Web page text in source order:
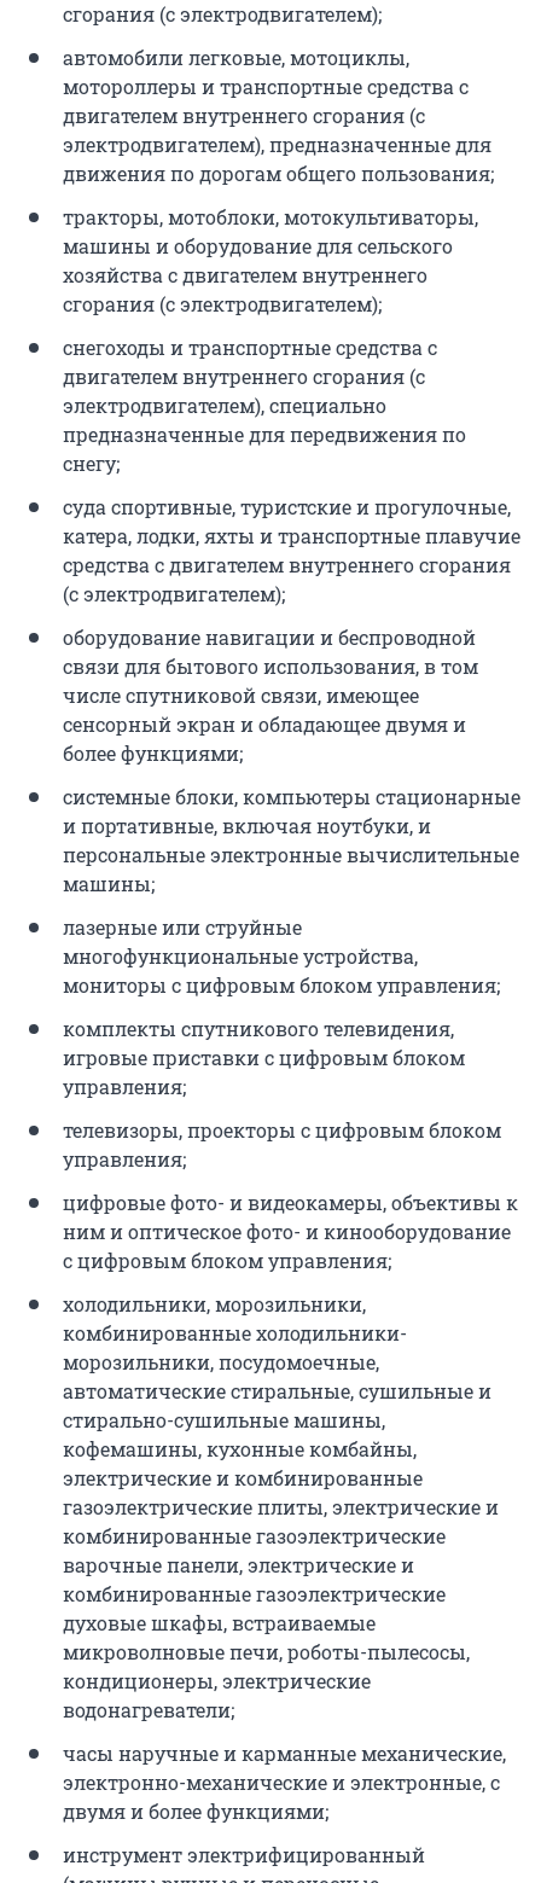
сгорания (с электродвигателем);
автомобили легковые, мотоциклы,
мотороллеры и транспортные средства с
двигателем внутреннего сгорания (с
электродвигателем), предназначенные для
движения по дорогам общего пользования;
тракторы, мотоблоки, мотокультиваторы,
машины и оборудование для сельского
хозяйства с двигателем внутреннего
сгорания (с электродвигателем);
снегоходы и транспортные средства с
двигателем внутреннего сгорания (с
электродвигателем), специально
предназначенные для передвижения по
снегу;
суда спортивные, туристские и прогулочные,
катера, лодки, яхты и транспортные плавучие
средства с двигателем внутреннего сгорания
(с электродвигателем);
оборудование навигации и беспроводной
связи для бытового использования, в том
числе спутниковой связи, имеющее
сенсорный экран и обладающее двумя и
более функциями;
системные блоки, компьютеры стационарные
и портативные, включая ноутбуки, и
персональные электронные вычислительные
машины;
лазерные или струйные
многофункциональные устройства,
мониторы с цифровым блоком управления;
комплекты спутникового телевидения,
игровые приставки с цифровым блоком
управления;
телевизоры, проекторы с цифровым блоком
управления;
цифровые фото- и видеокамеры, объективы к
ним и оптическое фото- и кинооборудование
с цифровым блоком управления;
холодильники, морозильники,
комбинированные холодильники-
морозильники, посудомоечные,
автоматические стиральные, сушильные и
стирально-сушильные машины,
кофемашины, кухонные комбайны,
электрические и комбинированные
газоэлектрические плиты, электрические и
комбинированные газоэлектрические
варочные панели, электрические и
комбинированные газоэлектрические
духовые шкафы, встраиваемые
микроволновые печи, роботы-пылесосы,
кондиционеры, электрические
водонагреватели;
часы наручные и карманные механические,
электронно-механические и электронные, с
двумя и более функциями;
инструмент электрифицированный